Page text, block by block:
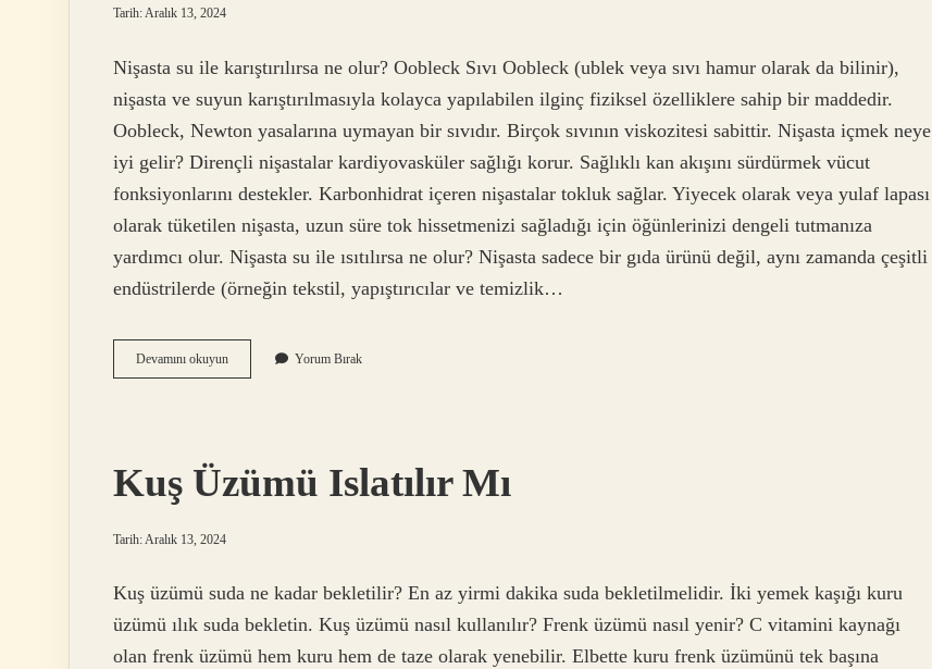
Tarih: Aralık 13, 2024
Nişasta su ile karıştırılırsa ne olur? Oobleck Sıvı Oobleck (ublek veya sıvı hamur olarak da bilinir),
nişasta ve suyun karıştırılmasıyla kolayca yapılabilen ilginç fiziksel özelliklere sahip bir maddedir.
Oobleck, Newton yasalarına uymayan bir sıvıdır. Birçok sıvının viskozitesi sabittir. Nişasta içmek neye
iyi gelir? Dirençli nişastalar kardiyovasküler sağlığı korur. Sağlıklı kan akışını sürdürmek vücut
fonksiyonlarını destekler. Karbonhidrat içeren nişastalar tokluk sağlar. Yiyecek olarak veya yulaf lapası
olarak tüketilen nişasta, uzun süre tok hissetmenizi sağladığı için öğünlerinizi dengeli tutmanıza
yardımcı olur. Nişasta su ile ısıtılırsa ne olur? Nişasta sadece bir gıda ürünü değil, aynı zamanda çeşitli
endüstrilerde (örneğin tekstil, yapıştırıcılar ve temizlik…
Devamını okuyunNişastalı
Su
Yorum Bırak
Kuş Üzümü Islatılır Mı
Tarih: Aralık 13, 2024
Kuş üzümü suda ne kadar bekletilir? En az yirmi dakika suda bekletilmelidir. İki yemek kaşığı kuru
üzümü ılık suda bekletin. Kuş üzümü nasıl kullanılır? Frenk üzümü nasıl yenir? C vitamini kaynağı
olan frenk üzümü hem kuru hem de taze olarak yenebilir. Elbette kuru frenk üzümünü tek başına